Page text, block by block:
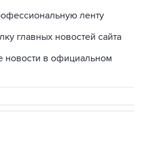
ленту
главных новостей сайта
новости в официальном